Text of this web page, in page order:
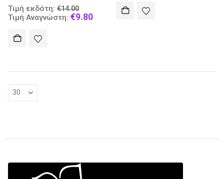
Τιμή εκδότη: €14.00
price
Τιμή Αναγνώστη: €9.80Current